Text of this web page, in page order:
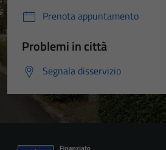
Prenota appuntamento
Problemi in città
Segnala disservizio